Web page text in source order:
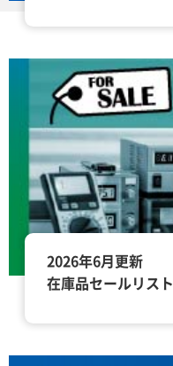
2026年6月更新
在庫品セールリスト